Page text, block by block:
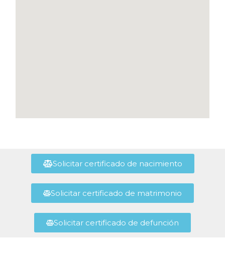
Solicitar certificado de nacimiento
Solicitar certificado de matrimonio
Solicitar certificado de defunción